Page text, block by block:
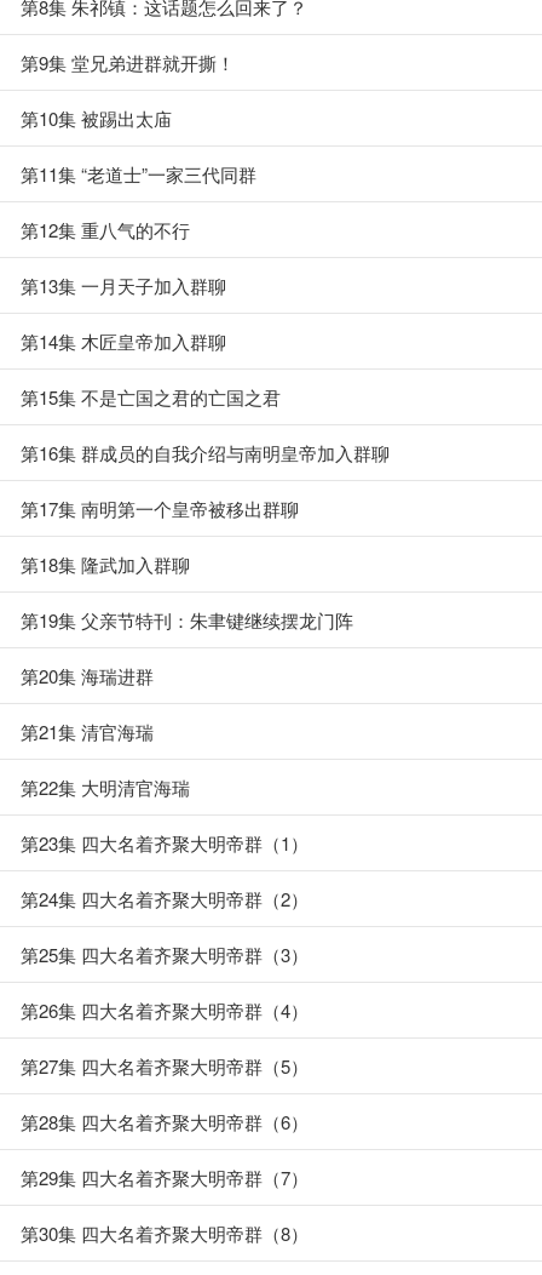
第8集 朱祁镇：这话题怎么回来了？
第9集 堂兄弟进群就开撕！
第10集 被踢出太庙
第11集 “老道士”一家三代同群
第12集 重八气的不行
第13集 一月天子加入群聊
第14集 木匠皇帝加入群聊
第15集 不是亡国之君的亡国之君
第16集 群成员的自我介绍与南明皇帝加入群聊
第17集 南明第一个皇帝被移出群聊
第18集 隆武加入群聊
第19集 父亲节特刊：朱聿键继续摆龙门阵
第20集 海瑞进群
第21集 清官海瑞
第22集 大明清官海瑞
第23集 四大名着齐聚大明帝群（1）
第24集 四大名着齐聚大明帝群（2）
第25集 四大名着齐聚大明帝群（3）
第26集 四大名着齐聚大明帝群（4）
第27集 四大名着齐聚大明帝群（5）
第28集 四大名着齐聚大明帝群（6）
第29集 四大名着齐聚大明帝群（7）
第30集 四大名着齐聚大明帝群（8）